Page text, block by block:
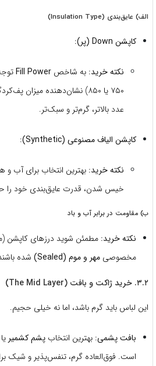
الف) عایق‌بندی (Insulation Type)
کاپشن Down (پر):
نکته خرید: به شاخص Fill Power
۷۵۰ یا ۸۵۰) نشان‌دهنده میزان پف‌کردگی و کیفیت عایق است.
عدد بالاتر، گرم‌تر و سبک‌تر.
کاپشن الیاف مصنوعی (Synthetic):
نکته خرید: بهترین انتخاب برای آب
خیس شدن، قدرت عایق‌بندی خود را
ب) مقاومت در برابر آب و باد
نکته خرید: مطمئن شوید درزهای کاپشن
مخصوصی مهر و موم (Sealed)
شده
۳.۲. خرید ژاکت و بافت (The Mid Layer)
این لباس باید گرم باشد، اما نه خیلی حجیم.
بافت پشمی: بهترین انتخاب پشم کشمیریا
است. فوق‌العاده گرم، تنفس‌پذیر و شیک